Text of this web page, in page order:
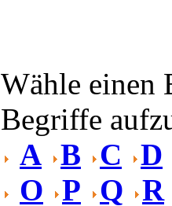
Wähle einen
Begriffe
A B C
D
O P Q R